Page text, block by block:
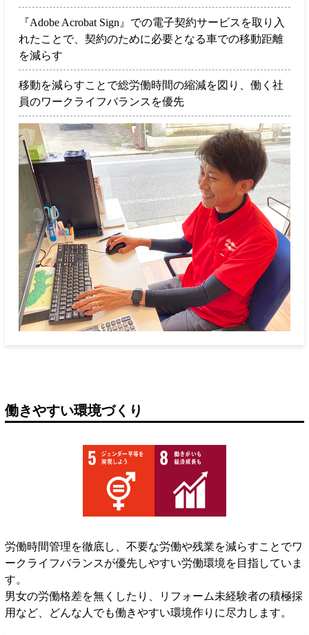
『Adobe Acrobat Sign』での電子契約サービスを取り入
れたことで、契約のために必要となる車での移動距離
を減らす
移動を減らすことで総労働時間の縮減を図り、働く社
員のワークライフバランスを優先
働きやすい環境づくり
労働時間管理を徹底し、不要な労働や残業を減らすことでワ
ークライフバランスが優先しやすい労働環境を目指していま
す。
男女の労働格差を無くしたり、リフォーム未経験者の積極採
用など、どんな人でも働きやすい環境作りに尽力します。